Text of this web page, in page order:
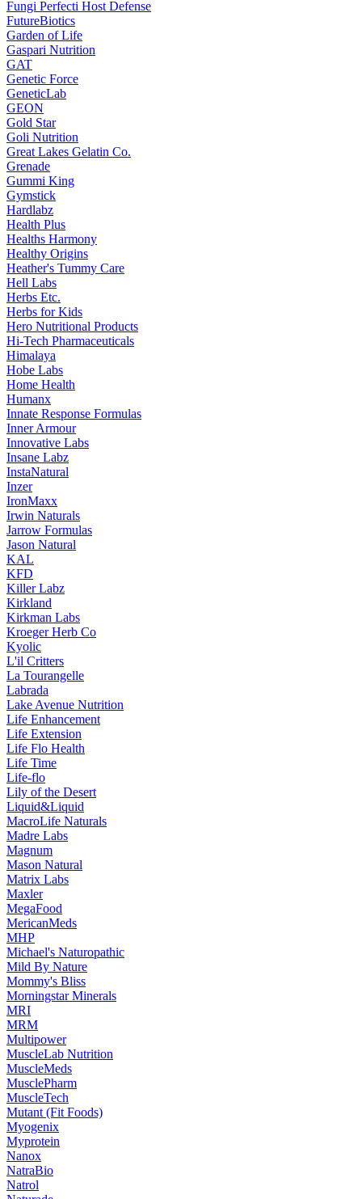
Fungi Perfecti Host Defense
FutureBiotics
Garden of Life
Gaspari Nutrition
GAT
Genetic Force
GeneticLab
GEON
Gold Star
Goli Nutrition
Great Lakes Gelatin Co.
Grenade
Gummi King
Gymstick
Hardlabz
Health Plus
Healths Harmony
Healthy Origins
Heather's Tummy Care
Hell Labs
Herbs Etc.
Herbs for Kids
Hero Nutritional Products
Hi-Tech Pharmaceuticals
Himalaya
Hobe Labs
Home Health
Humanx
Innate Response Formulas
Inner Armour
Innovative Labs
Insane Labz
InstaNatural
Inzer
IronMaxx
Irwin Naturals
Jarrow Formulas
Jason Natural
KAL
KFD
Killer Labz
Kirkland
Kirkman Labs
Kroeger Herb Co
Kyolic
L'il Critters
La Tourangelle
Labrada
Lake Avenue Nutrition
Life Enhancement
Life Extension
Life Flo Health
Life Time
Life-flo
Lily of the Desert
Liquid&Liquid
MacroLife Naturals
Madre Labs
Magnum
Mason Natural
Matrix Labs
Maxler
MegaFood
MericanMeds
MHP
Michael's Naturopathic
Mild By Nature
Mommy's Bliss
Morningstar Minerals
MRI
MRM
Multipower
MuscleLab Nutrition
MuscleMeds
MusclePharm
MuscleTech
Mutant (Fit Foods)
Myogenix
Myprotein
Nanox
NatraBio
Natrol